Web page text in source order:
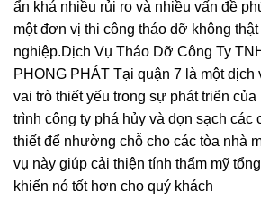
ẩn khá nhiều rủi ro và nhiều vấn đề
một đơn vị thi công tháo dỡ không
nghiệp.Dịch Vụ Tháo Dỡ Công Ty
PHONG PHÁT Tại quận 7 là một dịch
vai trò thiết yếu trong sự phát triển
trình công ty phá hủy và dọn sạch các
thiết để nhường chỗ cho các tòa nhà
vụ này giúp cải thiện tính thẩm mỹ
khiến nó tốt hơn cho quý khách